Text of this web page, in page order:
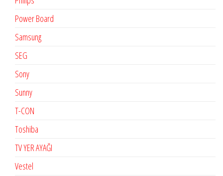
Power Board
Samsung
SEG
Sony
Sunny
T-CON
Toshiba
TV YER AYAĞI
Vestel